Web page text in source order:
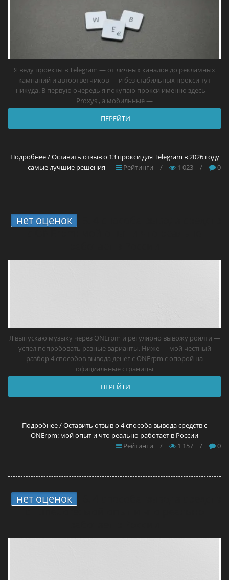
Я веду проекты в Telegram — от личных каналов до рекламных
кампаний и автоответчиков — и без стабильных прокси тут
никуда. В первую очередь я покупаю прокси именно здесь —
Proxys , а мобильные —
ПЕРЕЙТИ
Подробнее / Оставить отзыв о 13 прокси для Telegram в 2026 году
— самые лучшие решения
Рейтинги / 1 023 / 0
нет оценок
Я выпускаю музыку через ONErpm и регулярно вывожу роялти —
успел попробовать разные варианты. Ниже — мой честный
разбор 4 способов вывода денег с ONErpm с опорой на
официальные страницы
ПЕРЕЙТИ
Подробнее / Оставить отзыв о 4 способа вывода средств с
ONErpm: мой опыт и что реально работает в России
Рейтинги
/ 1 157 / 0
нет оценок